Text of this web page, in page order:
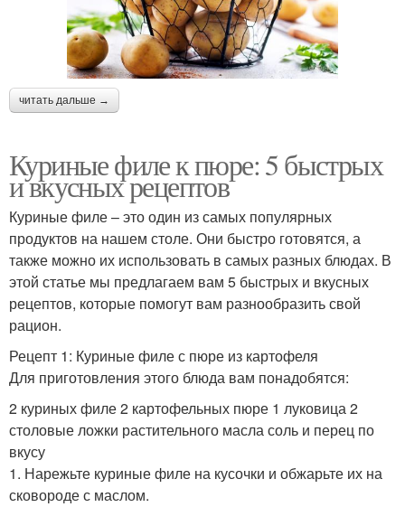
читать дальше →
Куриные филе к пюре: 5 быстрых
и вкусных рецептов
Куриные филе – это один из самых популярных
продуктов на нашем столе. Они быстро готовятся, а
также можно их использовать в самых разных блюдах. В
этой статье мы предлагаем вам 5 быстрых и вкусных
рецептов, которые помогут вам разнообразить свой
рацион.
Рецепт 1: Куриные филе с пюре из картофеля
Для приготовления этого блюда вам понадобятся:
2 куриных филе 2 картофельных пюре 1 луковица 2
столовые ложки растительного масла соль и перец по
вкусу
1. Нарежьте куриные филе на кусочки и обжарьте их на
сковороде с маслом.